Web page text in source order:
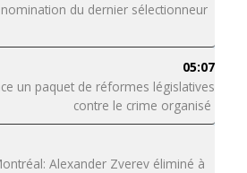
du dernier sélectionneur
05:07
un paquet de réformes législatives
contre le crime organisé
Alexander Zverev éliminé à